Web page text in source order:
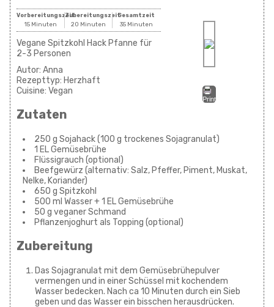
Print
Vorbereitungszeit
15 Minuten
Zubereitungszeit
20 Minuten
Gesamtzeit
35 Minuten
Vegane Spitzkohl Hack Pfanne für
2-3 Personen
Autor: Anna
Rezepttyp: Herzhaft
Cuisine: Vegan
Zutaten
250 g Sojahack (100 g trockenes Sojagranulat)
1 EL Gemüsebrühe
Flüssigrauch (optional)
Beefgewürz (alternativ: Salz, Pfeffer, Piment, Muskat,
Nelke, Koriander)
650 g Spitzkohl
500 ml Wasser + 1 EL Gemüsebrühe
50 g veganer Schmand
Pflanzenjoghurt als Topping (optional)
Zubereitung
Das Sojagranulat mit dem Gemüsebrühepulver
vermengen und in einer Schüssel mit kochendem
Wasser bedecken. Nach ca 10 Minuten durch ein Sieb
geben und das Wasser ein bisschen herausdrücken.